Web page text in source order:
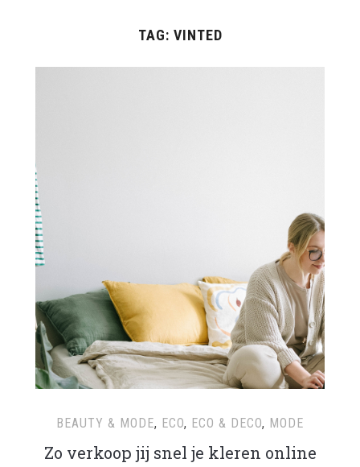
TAG: VINTED
BEAUTY & MODE, ECO, ECO & DECO, MODE
Zo verkoop jij snel je kleren online